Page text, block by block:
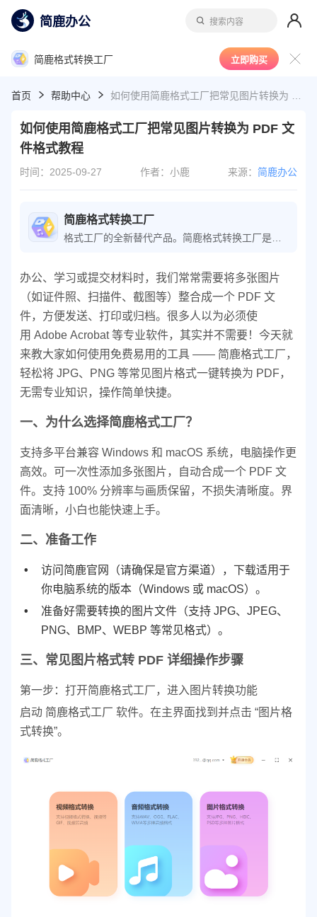
简鹿办公 搜索内容
简鹿格式转换工厂 立即购买
首页 帮助中心
如何使用简鹿格式工厂把常见图片转换为 PDF 文
件格式教程
时间：2025-09-27 作者：小鹿 来源： 简鹿办公
简鹿格式转换工厂
办公、学习或提交材料时，我们常常需要将多张图片
（如证件照、扫描件、截图等）整合成一个 PDF 文
件，方便发送、打印或归档。很多人以为必须使
用 Adobe Acrobat 等专业软件，其实并不需要！今天就
来教大家如何使用免费易用的工具 —— 简鹿格式工厂，
轻松将 JPG、PNG 等常见图片格式一键转换为 PDF，
无需专业知识，操作简单快捷。
一、为什么选择简鹿格式工厂？
支持多平台兼容 Windows 和 macOS 系统，电脑操作更
高效。 可一次性添加多张图片，自动合成一个 PDF 文
件。 支持 100% 分辨率与画质保留，不损失清晰度。 界
面清晰，小白也能快速上手。
二、准备工作
访问简鹿官网（请确保是官方渠道），下载适用于
你电脑系统的版本（Windows 或 macOS）。
准备好需要转换的图片文件（支持 JPG、JPEG、
PNG、BMP、WEBP 等常见格式）。
三、常见图片格式转 PDF 详细操作步骤
第一步：打开简鹿格式工厂，进入图片转换功能
启动 简鹿格式工厂 软件。 在主界面找到并点击 “图片格
式转换”。